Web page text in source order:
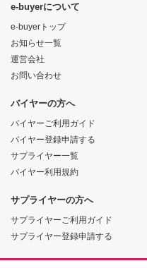
e-buyerについて
e-buyerトップ
お知らせ一覧
運営会社
お問い合わせ
バイヤーの方へ
バイヤーご利用ガイド
バイヤー登録申請する
サプライヤー一覧
バイヤー利用規約
サプライヤーの方へ
サプライヤーご利用ガイド
サプライヤー登録申請する